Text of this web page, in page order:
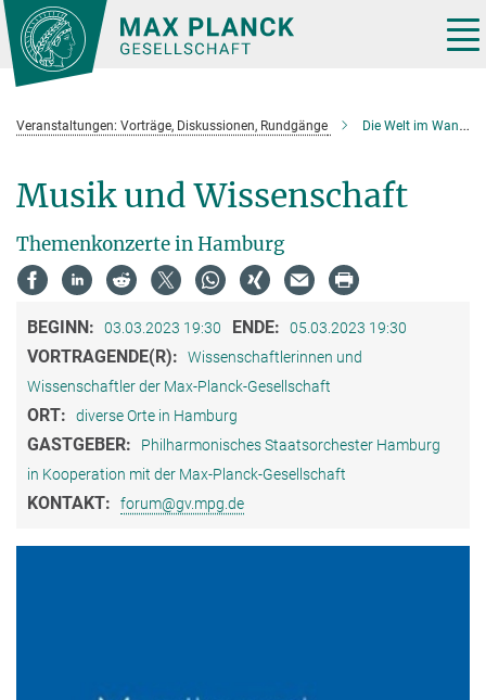
Hauptinhalt
Veranstaltungen: Vorträge, Diskussionen, Rundgänge Die Welt im Wandel
Musik und Wissenschaft
Themenkonzerte in Hamburg
BEGINN: 03.03.2023 19:30 ENDE: 05.03.2023 19:30
VORTRAGENDE(R):
Wissenschaftlerinnen und
Wissenschaftler der Max-Planck-Gesellschaft
ORT: diverse Orte in Hamburg
GASTGEBER:
Philharmonisches Staatsorchester Hamburg
in Kooperation mit der Max-Planck-Gesellschaft
KONTAKT: forum@gv.mpg.de